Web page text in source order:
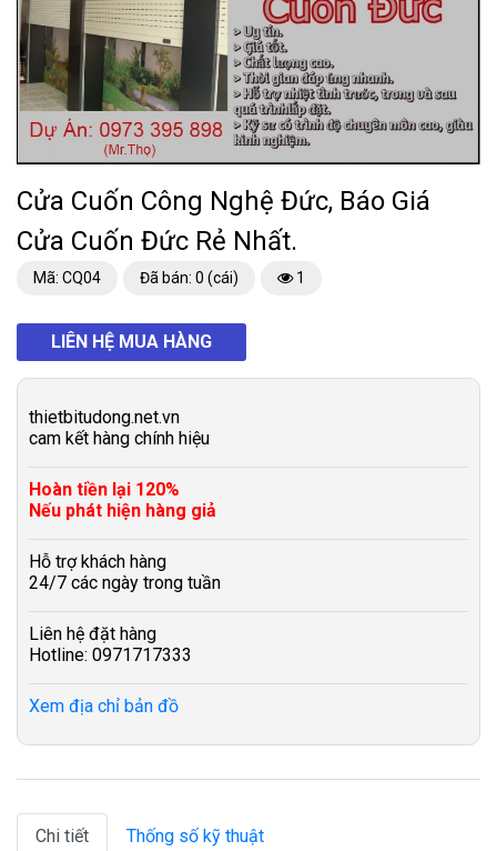
Cửa Cuốn Công Nghệ Đức, Báo Giá
Cửa Cuốn Đức Rẻ Nhất.
Mã: CQ04 Đã bán: 0 (cái) 1
LIÊN HỆ MUA HÀNG
thietbitudong.net.vn
cam kết hàng chính hiệu
Hoàn tiền lại 120%
Nếu phát hiện hàng giả
Hỗ trợ khách hàng
24/7 các ngày trong tuần
Liên hệ đặt hàng
Hotline: 0971717333
Xem địa chỉ bản đồ
Chi tiết Thống số kỹ thuật